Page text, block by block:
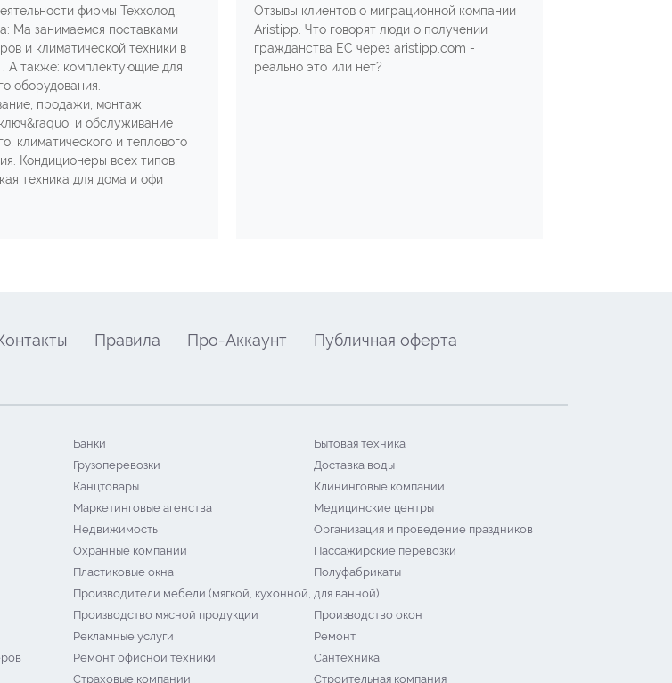
фирмы Теххолод,
Ма занимаемся поставками
и климатической техники в
. А также: комплектующие для
оборудования.
продажи, монтаж
и обслуживание
климатического и теплового
Кондиционеры всех типов,
техника для дома и офи
Отзывы клиентов о миграционной компании
Aristipp. Что говорят люди о получении
гражданства ЕС через aristipp.com -
реально это или нет?
Правила Про-Аккаунт
Публичная оферта
Банки
Бытовая техника
Грузоперевозки
Доставка воды
Канцтовары
Клининговые компании
Маркетинговые агенства
Медицинские центры
Недвижимость
Организация и проведение праздников
Охранные компании
Пассажирские перевозки
Пластиковые окна
Полуфабрикаты
Производители мебели (мягкой, кухонной, для ванной)
Производство мясной продукции
Производство окон
Рекламные услуги
Ремонт
Ремонт офисной техники
Сантехника
Страховые компании Строительная компания